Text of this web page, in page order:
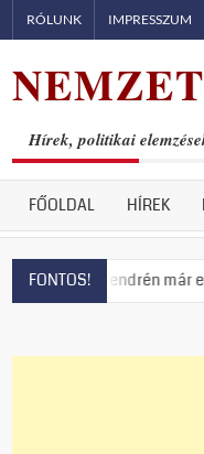
RÓLUNK IMPRESSZUM
Hírek, politikai
FŐOLDAL HÍREK
FONTOS!már el is fogyott a